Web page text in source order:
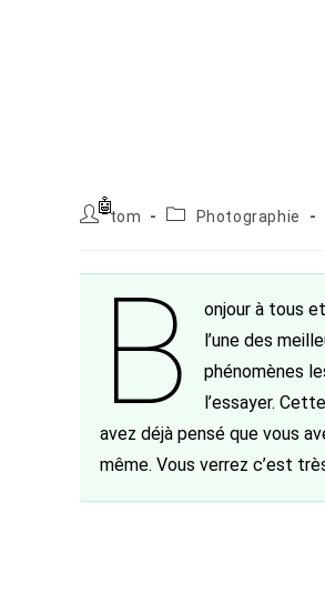
Auteur/autrice
publication :
tom
PostPhotographie
B
onjour à tous
l’une des
phénomènes
l’essayer.
avez déjà pensé que vous
même. Vous verrez c’est